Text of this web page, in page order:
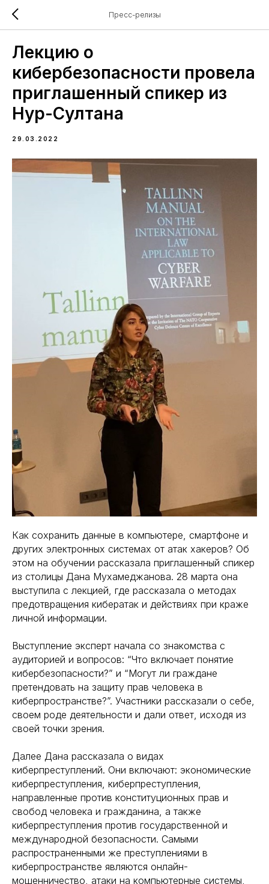
Пресс-релизы
Лекцию о
кибербезопасности провела
приглашенный спикер из
Нур-Султана
29.03.2022
Как сохранить данные в компьютере, смартфоне и
других электронных системах от атак хакеров? Об
этом на обучении рассказала приглашенный спикер
из столицы Дана Мухамеджанова. 28 марта она
выступила с лекцией, где рассказала о методах
предотвращения кибератак и действиях при краже
личной информации.
Выступление эксперт начала со знакомства с
аудиторией и вопросов: “Что включает понятие
кибербезопасности?” и “Могут ли граждане
претендовать на защиту прав человека в
киберпространстве?”. Участники рассказали о себе,
своем роде деятельности и дали ответ, исходя из
своей точки зрения.
Далее Дана рассказала о видах
киберпреступлений. Они включают: экономические
киберпреступления, киберпреступления,
направленные против конституционных прав и
свобод человека и гражданина, а также
киберпреступления против государственной и
международной безопасности. Самыми
распространенными же преступлениями в
киберпространстве являются онлайн-
мошенничество, атаки на компьютерные системы,